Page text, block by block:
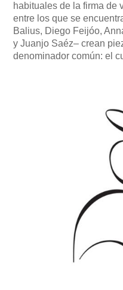
habituales de la firma de
entre los que se
Balius, Diego Feijóo,
y Juanjo Saéz– crean
denominador común: el